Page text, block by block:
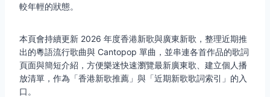
較年輕的狀態。
本頁會持續更新 2026 年度香港新歌與廣東新歌，整理近期推
出的粵語流行歌曲與 Cantopop 單曲，並串連各首作品的歌詞
頁面與簡短介紹，方便樂迷快速瀏覽最新廣東歌、建立個人播
放清單，作為「香港新歌推薦」與「近期新歌歌詞索引」的入
口。